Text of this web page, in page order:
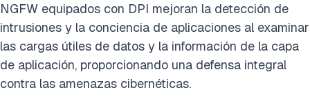
NGFW equipados con DPI mejoran la detección de
intrusiones y la conciencia de aplicaciones al examinar
las cargas útiles de datos y la información de la capa
de aplicación, proporcionando una defensa integral
contra las amenazas cibernéticas.